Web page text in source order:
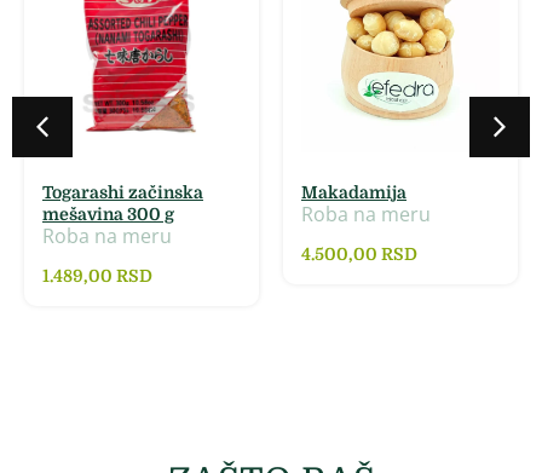
Togarashi začinska
mešavina 300 g
Roba na meru
1.489,00 RSD
Makadamija
Roba na meru
4.500,00 RSD